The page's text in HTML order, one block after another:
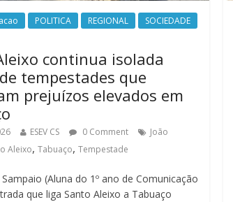
POLITICA REGIONAL SOCIEDADE
continua isolada
tempestades que
prejuízos elevados em
ESEV CS 0 Comment
João
Aleixo, Tabuaço, Tempestade
(Aluna do 1º ano de Comunicação
que liga Santo Aleixo a Tabuaço